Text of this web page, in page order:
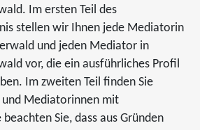
Im ersten Teil des
stellen wir Ihnen jede Mediatorin
und jeden Mediator in
vor, die ein ausführliches Profil
Im zweiten Teil finden Sie
Mediatorinnen mit
Sie, dass aus Gründen